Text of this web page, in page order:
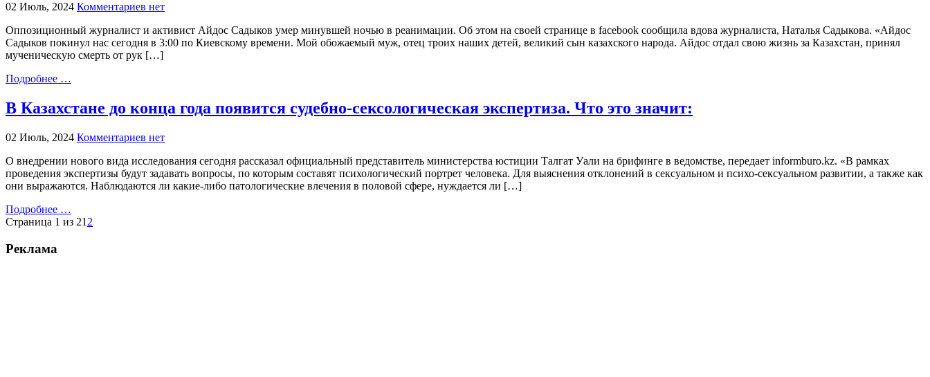
02 Июль, 2024 Комментариев нет
Оппозиционный журналист и активист Айдос Садыков умер минувшей ночью в реанимации. Об этом на своей странице в facebook сообщила вдова журналиста, Наталья Садыкова. «Айдос
Садыков покинул нас сегодня в 3:00 по Киевскому времени. Мой обожаемый муж, отец троих наших детей, великий сын казахского народа. Айдос отдал свою жизнь за Казахстан, принял
мученическую смерть от рук […]
Подробнее …
В Казахстане до конца года появится судебно-сексологическая экспертиза. Что это значит:
02 Июль, 2024 Комментариев нет
О внедрении нового вида исследования сегодня рассказал официальный представитель министерства юстиции Талгат Уали на брифинге в ведомстве, передает informburo.kz. «В рамках
проведения экспертизы будут задавать вопросы, по которым составят психологический портрет человека. Для выяснения отклонений в сексуальном и психо-сексуальном развитии, а также как
они выражаются. Наблюдаются ли какие-либо патологические влечения в половой сфере, нуждается ли […]
Подробнее …
Страница 1 из 21 2
Реклама